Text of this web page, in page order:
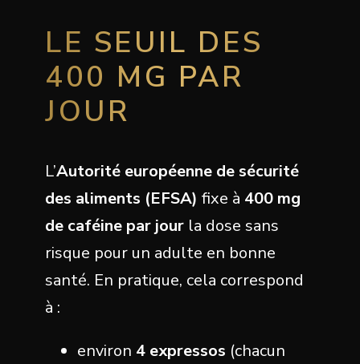
LE SEUIL DES
400 MG PAR
JOUR
L’Autorité européenne de sécurité
des aliments (EFSA) fixe à 400 mg
de caféine par jour la dose sans
risque pour un adulte en bonne
santé. En pratique, cela correspond
à :
environ 4 expressos (chacun